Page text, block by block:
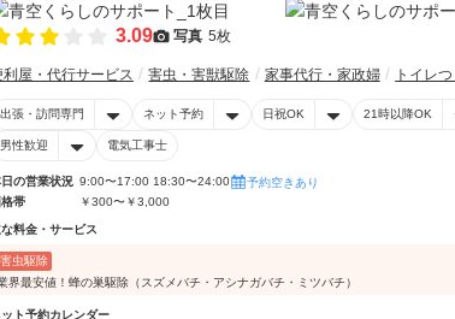
3.09 写真 5枚
利屋・代行サービス 害虫・害獣駆除 家事代行・家政婦 トイレ
出張・訪問専門 ネット予約 日祝OK 21時以降OK
男性歓迎 電気工事士
の営業状況 9:00〜17:00 18:30〜24:00
予約空きあり
帯
￥300〜￥3,000
料金・サービス
害虫駆除
界最安値！蜂の巣駆除（スズメバチ・アシナガバチ・ミツバチ）
ト予約カレンダー